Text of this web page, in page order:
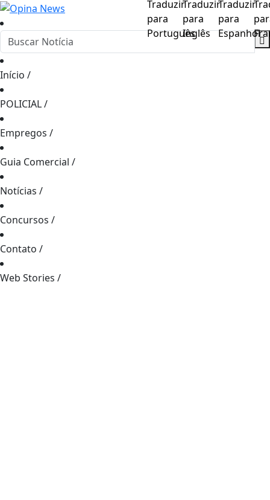
Início /
POLICIAL/
Empregos /
Guia Comercial /
Notícias /
Concursos /
Contato /
Web Stories /